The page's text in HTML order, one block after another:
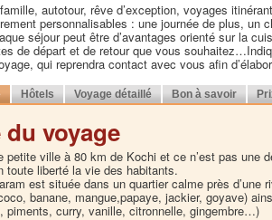
autotour, rêve d’exception, voyages
personnalisables : une journée de plus, un
séjour peut être d’avantages orienté sur la
de départ et de retour que vous
qui reprendra contact avec vous afin
Hôtels Voyage détaillé Bon à savoir
du voyage
petite ville à 80 km de Kochi et ce n’est pas une
toute liberté la vie des habitants.
est située dans un quartier calme près d’une
banane, mangue,papaye, jackier, goyave)
piments, curry, vanille, citronnelle, gingembre…)